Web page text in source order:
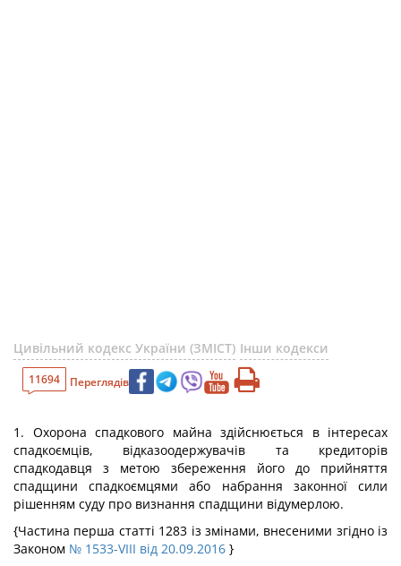
Цивільний кодекс України (ЗМІСТ) Інши кодекси
11694 Переглядів
1. Охорона спадкового майна здійснюється в інтересах
спадкоємців, відказоодержувачів та кредиторів
спадкодавця з метою збереження його до прийняття
спадщини спадкоємцями або набрання законної сили
рішенням суду про визнання спадщини відумерлою.
{Частина перша статті 1283 із змінами, внесеними згідно із
Законом № 1533-VIII від 20.09.2016 }